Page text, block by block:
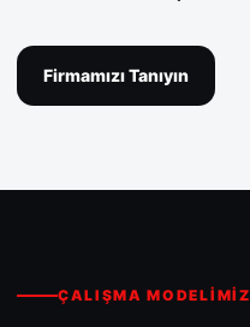
Firmamızı Tanıyın
ÇALIŞMA MODELIMIZ